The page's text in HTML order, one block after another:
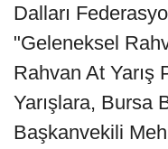
Dalları
"Geleneksel
Rahvan At Yarış
Yarışlara, Bursa
Başkanvekili